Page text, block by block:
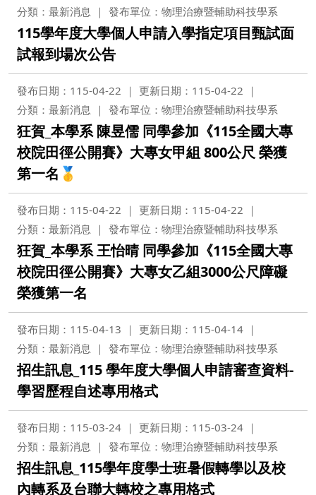
分類：最新消息
發布單位：物理治療暨輔助科技學系
115學年度大學個人申請入學指定項目甄試面
試報到場次公告
發布日期：115-04-22
更新日期：115-04-22
分類：最新消息
發布單位：物理治療暨輔助科技學系
狂賀_本學系 陳昱儒 同學參加《115全國大專
校院田徑公開賽》大專女甲組 800公尺 榮獲
第一名🥇
發布日期：115-04-22
更新日期：115-04-22
分類：最新消息
發布單位：物理治療暨輔助科技學系
狂賀_本學系 王怡晴 同學參加《115全國大專
校院田徑公開賽》大專女乙組3000公尺障礙
榮獲第一名
發布日期：115-04-13
更新日期：115-04-14
分類：最新消息
發布單位：物理治療暨輔助科技學系
招生訊息_115 學年度大學個人申請審查資料-
學習歷程自述專用格式
發布日期：115-03-24
更新日期：115-03-24
分類：最新消息
發布單位：物理治療暨輔助科技學系
招生訊息_115學年度學士班暑假轉學以及校
內轉系及台聯大轉校之專用格式